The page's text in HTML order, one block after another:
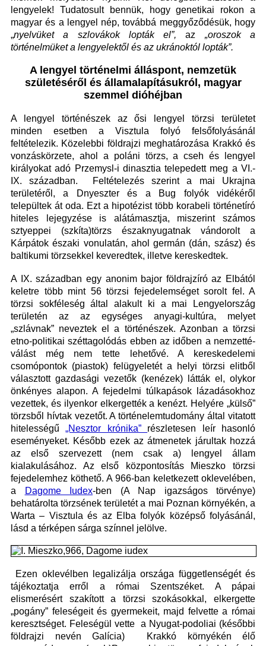
lengyelek! Tudatosult bennük, hogy genetikai rokon a
magyar és a lengyel nép, továbbá meggyőződésük, hogy
„nyelvüket a szlovákok lopták el”, az „oroszok a
történelmüket a lengyelektől és az ukránoktól lopták”.
A lengyel történelmi álláspont, nemzetük
születéséről és államalapításukról, magyar
szemmel dióhéjban
A lengyel történészek az ősi lengyel törzsi területet
minden esetben a Visztula folyó felsőfolyásánál
feltételezik. Közelebbi földrajzi meghatározása Krakkó és
vonzáskörzete, ahol a poláni törzs, a cseh és lengyel
királyokat adó Przemysl-i dinasztia telepedett meg a VI.-
IX. században. Feltételezés szerint a mai Ukrajna
területéről, a Dnyeszter és a Bug folyók vidékéről
települtek át oda. Ezt a hipotézist több korabeli történetíró
hiteles lejegyzése is alátámasztja, miszerint számos
sztyeppei (szkíta)törzs északnyugatnak vándorolt a
Kárpátok északi vonulatán, ahol germán (dán, szász) és
baltikumi törzsekkel keveredtek, illetve kereskedtek.
A IX. században egy anonim bajor földrajzíró az Elbától
keletre több mint 56 törzsi fejedelemséget sorolt fel. A
törzsi sokféleség által alakult ki a mai Lengyelország
területén az az egységes anyagi-kultúra, melyet
„szlávnak” neveztek el a történészek. Azonban a törzsi
etno-politikai széttagolódás ebben az időben a nemzetté-
válást még nem tette lehetővé. A kereskedelemi
csomópontok (piastok) felügyeletét a helyi törzsi elitből
választott gazdasági vezetők (kenézek) látták el, olykor
önkényes alapon. A fejedelmi túlkapások lázadásokhoz
vezettek, és ilyenkor elkergették a kenézt. Helyére „külső”
törzsből hívtak vezetőt. A történelemtudomány által vitatott
hitelességű„Nesztor krónika” részletesen leír hasonló
eseményeket. Később ezek az átmenetek járultak hozzá
az első szervezett (nem csak a) lengyel állam
kialakulásához. Az első központosítás Mieszko törzsi
fejedelemhez köthető. A 966-ban keletkezett oklevelében,
a
Dagome Iudex-ben (A Nap igazságos törvénye)
behatárolta törzsének területét a mai Poznan környékén, a
Warta – Visztula és az Elba folyók középső folyásánál,
lásd a térképen sárga színnel jelölve.
Ezen oklevélben legalizálja országa függetlenségét és
tájékoztatja erről a római Szentszéket. A pápai
elismerésért szakított a törzsi szokásokkal, elkergette
„pogány” feleségeit és gyermekeit, majd felvette a római
keresztséget. Feleségül vette a Nyugat-podoliai (későbbi
földrajzi nevén Galícia) Krakkó környékén élő